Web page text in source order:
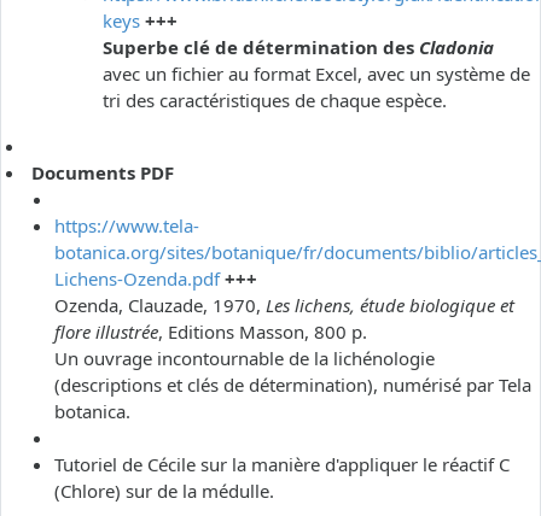
keys +++
Superbe clé de détermination des Cladonia
avec un fichier au format Excel, avec un système de
tri des caractéristiques de chaque espèce.
Documents PDF
https://www.tela-
botanica.org/sites/botanique/fr/documents/biblio/
Lichens-Ozenda.pdf +++
Ozenda, Clauzade, 1970, Les lichens, étude biologique et
flore illustrée, Editions Masson, 800 p.
Un ouvrage incontournable de la lichénologie
(descriptions et clés de détermination), numérisé par Tela
botanica.
Tutoriel de Cécile sur la manière d'appliquer le réactif C
(Chlore) sur de la médulle.